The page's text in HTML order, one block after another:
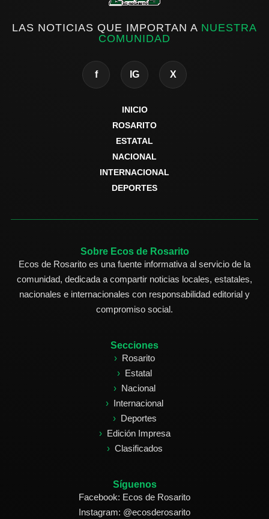
LAS NOTICIAS QUE IMPORTAN A NUESTRA
COMUNIDAD
f IG X
INICIO
ROSARITO
ESTATAL
NACIONAL
INTERNACIONAL
DEPORTES
Sobre Ecos de Rosarito
Ecos de Rosarito es una fuente informativa al servicio de la
comunidad, dedicada a compartir noticias locales, estatales,
nacionales e internacionales con responsabilidad editorial y
compromiso social.
Secciones
Rosarito
Estatal
Nacional
Internacional
Deportes
Edición Impresa
Clasificados
Síguenos
Facebook: Ecos de Rosarito
Instagram: @ecosderosarito